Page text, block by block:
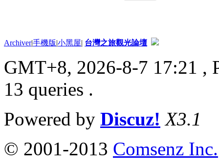
Archiver|手機版|小黑屋| 台灣之旅觀光論壇
GMT+8, 2026-8-7 17:21 ,
13 queries .
Powered by Discuz! X3.1
© 2001-2013 Comsenz Inc.